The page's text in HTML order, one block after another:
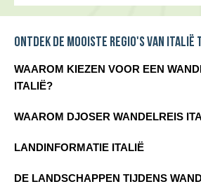
Ontdek de mooiste regio's van Italië
WAAROM KIEZEN VOOR EEN
ITALIË?
prachtige landschap, de rijke cultuur en
je schilderachtige dorpjes, glooiende
betekent genieten van de stilte van de
WAAROM DJOSER WANDELREIS
beleving. Tijdens het
LANDINFORMATIE ITALIË
Andere bekende plaatsen: Florence,
DE LANDSCHAPPEN TIJDENS